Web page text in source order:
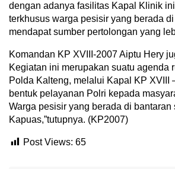
dengan adanya fasilitas Kapal Klinik
terkhusus warga pesisir yang berada
mendapat sumber pertolongan yang
Komandan KP XVIII-2007 Aiptu Hery
Kegiatan ini merupakan suatu agenda
Polda Kalteng, melalui Kapal KP XVIII
bentuk pelayanan Polri kepada
Warga pesisir yang berada di bantaran
Kapuas,”tutupnya. (KP2007)
Post Views: 65